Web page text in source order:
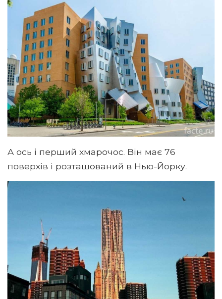
А ось і перший хмарочос. Він має 76
поверхів і розташований в Нью-Йорку.